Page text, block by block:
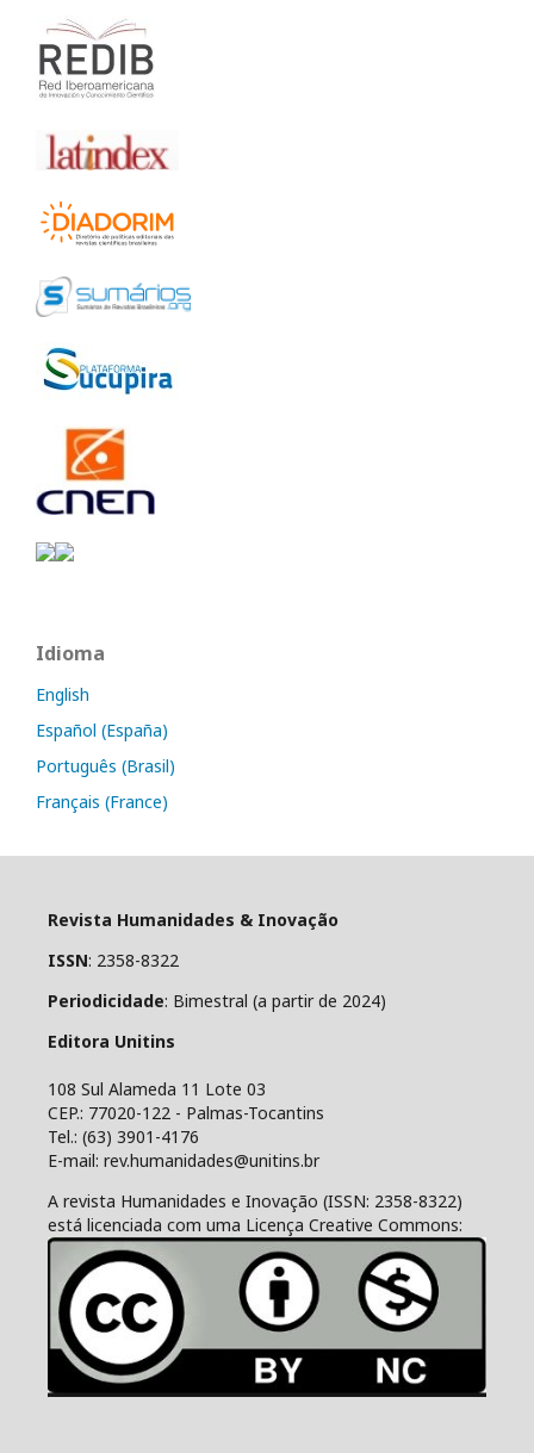
Idioma
English
Español (España)
Português (Brasil)
Français (France)
Revista Humanidades & Inovação
ISSN: 2358-8322
Periodicidade: Bimestral (a partir de 2024)
Editora Unitins
108 Sul Alameda 11 Lote 03
CEP.: 77020-122 - Palmas-Tocantins
Tel.: (63) 3901-4176
E-mail: rev.humanidades@unitins.br
A revista Humanidades e Inovação (ISSN: 2358-8322)
está licenciada com uma Licença Creative Commons: